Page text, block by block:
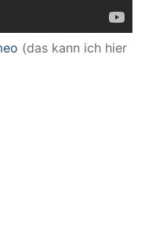
(das kann ich hier